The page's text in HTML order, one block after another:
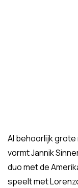
Al behoorlijk grote
vormt Jannik
duo met de
speelt met